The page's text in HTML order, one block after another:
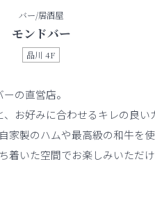
バー/居酒屋
モンドバー
品川 4F
の直営店。
お好みに合わせるキレの良い
家製のハムや最高級の和牛を
着いた空間でお楽しみいただけ